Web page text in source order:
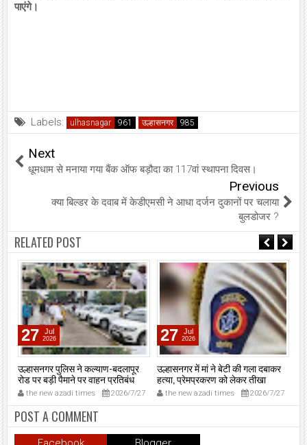
पाएंगे।
Labels: ulhasnagar उल्हासनगर
Next
धूमधाम से मनाया गया बैंक ऑफ बड़ौदा का 117वां स्थापना दिवस।
Previous
क्या बिल्डर के दवाब में केडीएमसी ने आधा दर्जन दुकानों पर चलाया
बुलडोजर ?
RELATED POST
27 Jul
2026
उल्हासनगर पुलिस ने कल्याण-बदलापूर
रोड पर बड़ी पैमाने पर वाहन प्रतिबंध
अभियान चलाया।
the new azadi times 2026/7/27
27 Jul
2026
उल्हासनगर में मां ने बेटी की गला दबाकर
हत्या, प्रेमप्रकरण को लेकर तीखा
विवाद।
the new azadi times 2026/7/27
POST A COMMENT